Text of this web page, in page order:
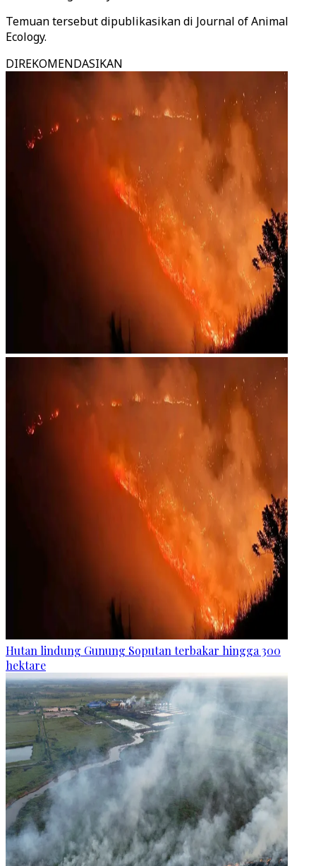
Temuan tersebut dipublikasikan di Journal of Animal
Ecology.
DIREKOMENDASIKAN
Hutan lindung Gunung Soputan terbakar hingga 300
hektare